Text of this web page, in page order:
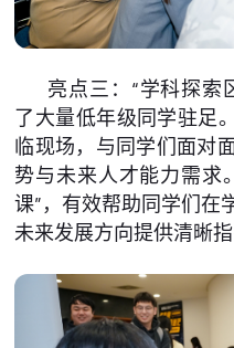
亮点三：“学科探索
了大量低年级同学驻足
临现场，与同学们面对
势与未来人才能力需求
课”，有效帮助同学们在
未来发展方向提供清晰指